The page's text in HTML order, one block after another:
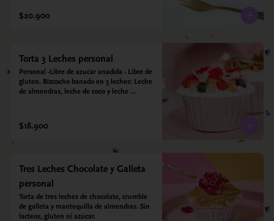
$20.900
Torta 3 Leches personal
Personal -Libre de azucar anadida - Libre de
gluten. Bizcocho banado en 3 leches: Leche
de almendras, leche de coco y leche
endulzado con estevia 95%, miel de agave
5%.
$18.900
Tres Leches Chocolate y Galleta
personal
Torta de tres leches de chocolate, crumble
de galleta y mantequilla de almendras. Sin
lacteos, gluten ni azúcar.